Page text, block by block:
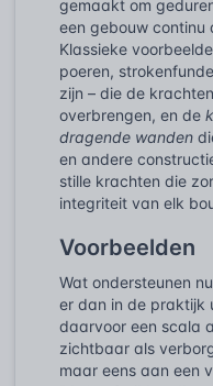
gemaakt om
een gebouw
Klassieke
poeren,
zijn – die de
overbrengen, en de
dragende wanden
en andere
stille krachten die
integriteit van elk
Voorbeelden
Wat ondersteunen
er dan in de praktijk
daarvoor een scala
zichtbaar als
maar eens aan een